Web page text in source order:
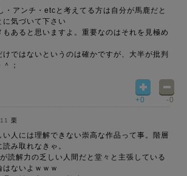
・アンチ・etcと考えてる方は自分が馬鹿だと
に気づいて下さい
あると思いますよ。重要なのはそれを見極め
ではないというのは確かですが、大半が批判
；
+0 -0
栗
い人には理解できない崇高な作品って事。階層
み取れなきゃ。
読解力の乏しい人間だと堂々と主張している
ないよｗｗｗ